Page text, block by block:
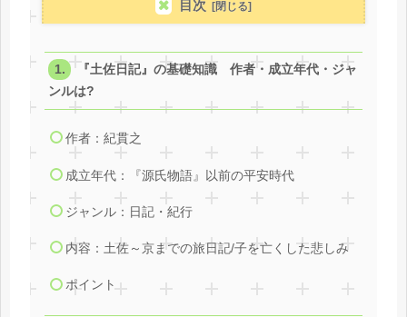
目次
『土佐日記』の基礎知識 作者・成立年代・ジャ
ンルは?
作者：紀貫之
成立年代：『源氏物語』以前の平安時代
ジャンル：日記・紀行
内容：土佐～京までの旅日記/子を亡くした悲しみ
ポイント